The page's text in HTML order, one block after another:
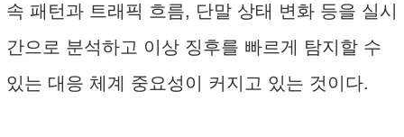
속 패턴과 트래픽 흐름, 단말 상태 변화 등을 실시
간으로 분석하고 이상 징후를 빠르게 탐지할 수
있는 대응 체계 중요성이 커지고 있는 것이다.